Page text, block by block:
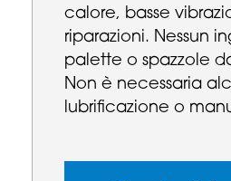
calore, basse
riparazioni. Nessun
palette o spazzole
Non è necessaria
lubrificazione o